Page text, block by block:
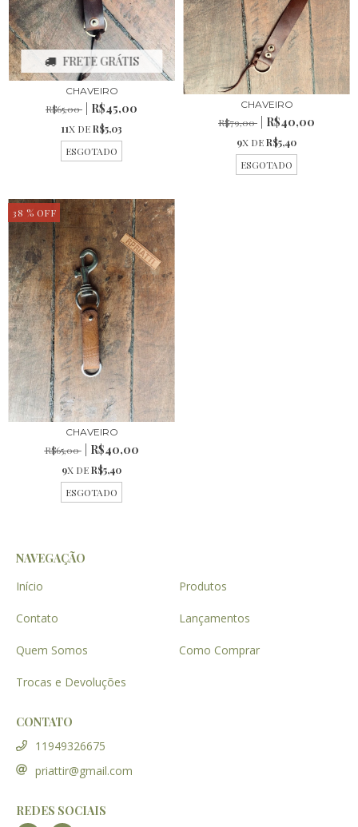
FRETE GRÁTIS
CHAVEIRO
R$65,00 R$45,00
11X DER$5,03
ESGOTADO
CHAVEIRO
R$79,00 R$40,00
9X DER$5,40
ESGOTADO
38 % OFF
CHAVEIRO
R$65,00 R$40,00
9X DER$5,40
ESGOTADO
NAVEGAÇÃO
Início
Produtos
Contato Lançamentos
Quem Somos Como Comprar
Trocas e Devoluções
CONTATO
11949326675
priattir@gmail.com
REDES SOCIAIS